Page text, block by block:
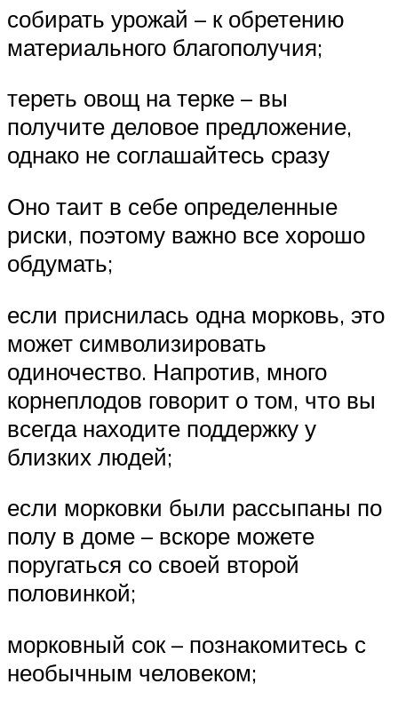
собирать урожай – к обретению
материального благополучия;
тереть овощ на терке – вы
получите деловое предложение,
однако не соглашайтесь сразу
Оно таит в себе определенные
риски, поэтому важно все хорошо
обдумать;
если приснилась одна морковь, это
может символизировать
одиночество. Напротив, много
корнеплодов говорит о том, что вы
всегда находите поддержку у
близких людей;
если морковки были рассыпаны по
полу в доме – вскоре можете
поругаться со своей второй
половинкой;
морковный сок – познакомитесь с
необычным человеком;